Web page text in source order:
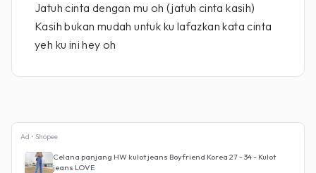
Jatuh cinta dengan mu oh (jatuh cinta kasih)
Kasih bukan mudah untuk ku lafazkan kata cinta
yeh ku ini hey oh
Ad • Shopee
Celana panjang HW kulot jeans Boyfriend Korea 27 - 34 - Kulot
jeans LOVE